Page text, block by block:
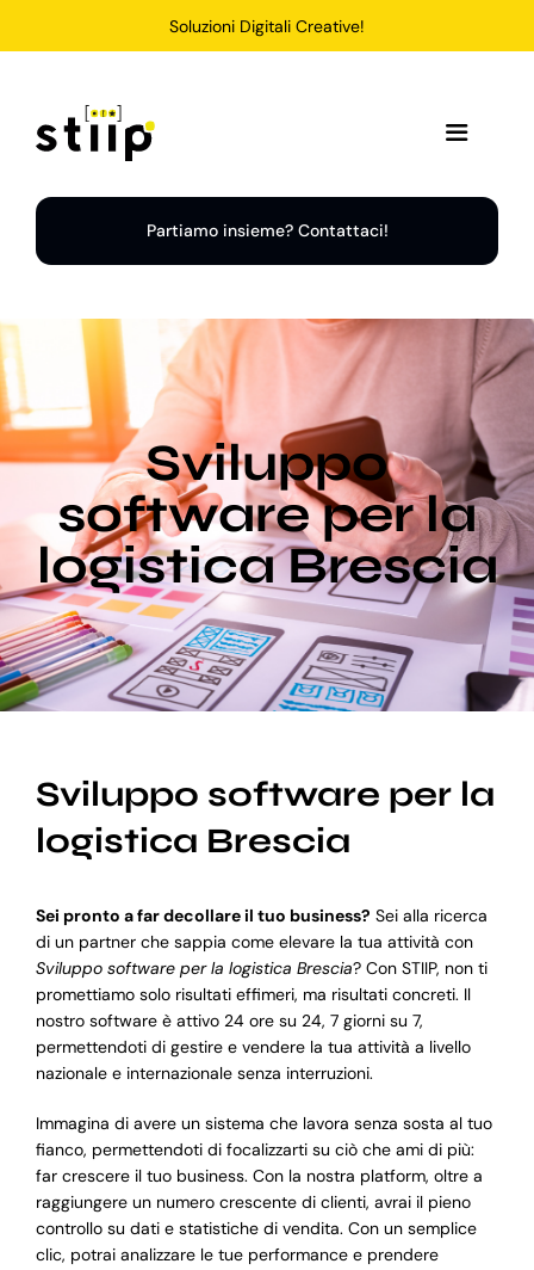
Soluzioni Digitali Creative!
Toggle
Home
Soluzioni
Chi Siamo
Portfolio
Blog
Supporto
Partiamo insieme? Contattaci!
Sviluppo
software per la
logistica Brescia
Sviluppo software per la
logistica Brescia
Sei pronto a far decollare il tuo business? Sei alla ricerca
di un partner che sappia come elevare la tua attività con
Sviluppo software per la logistica Brescia? Con STIIP, non ti
promettiamo solo risultati effimeri, ma risultati concreti. Il
nostro software è attivo 24 ore su 24, 7 giorni su 7,
permettendoti di gestire e vendere la tua attività a livello
nazionale e internazionale senza interruzioni.
Immagina di avere un sistema che lavora senza sosta al tuo
fianco, permettendoti di focalizzarti su ciò che ami di più:
far crescere il tuo business. Con la nostra platform, oltre a
raggiungere un numero crescente di clienti, avrai il pieno
controllo su dati e statistiche di vendita. Con un semplice
clic, potrai analizzare le tue performance e prendere